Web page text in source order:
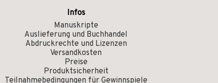
Infos
Manuskripte
Auslieferung und Buchhandel
Abdruckrechte und Lizenzen
Versandkosten
Preise
Produktsicherheit
Teilnahmebedingungen für Gewinnspiele